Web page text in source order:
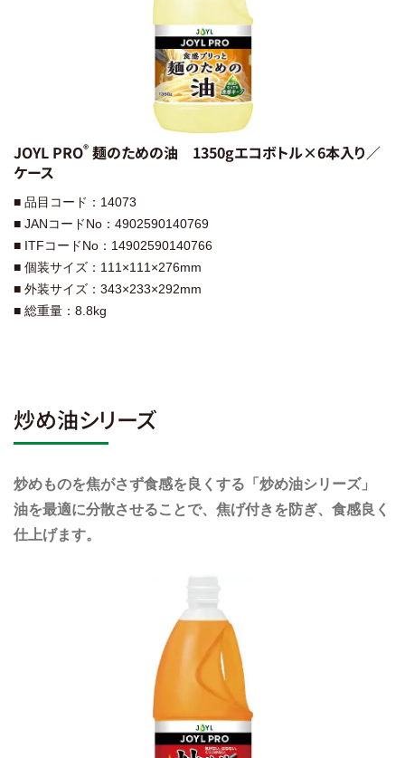
JOYL PRO®︎ 麺のための油 1350gエコボトル×6本入り／
ケース
■ 品目コード：14073
■ JANコードNo：4902590140769
■ ITFコードNo：14902590140766
■ 個装サイズ：111×111×276mm
■ 外装サイズ：343×233×292mm
■ 総重量：8.8kg
炒め油シリーズ
炒めものを焦がさず食感を良くする「炒め油シリーズ」
油を最適に分散させることで、焦げ付きを防ぎ、食感良く
仕上げます。